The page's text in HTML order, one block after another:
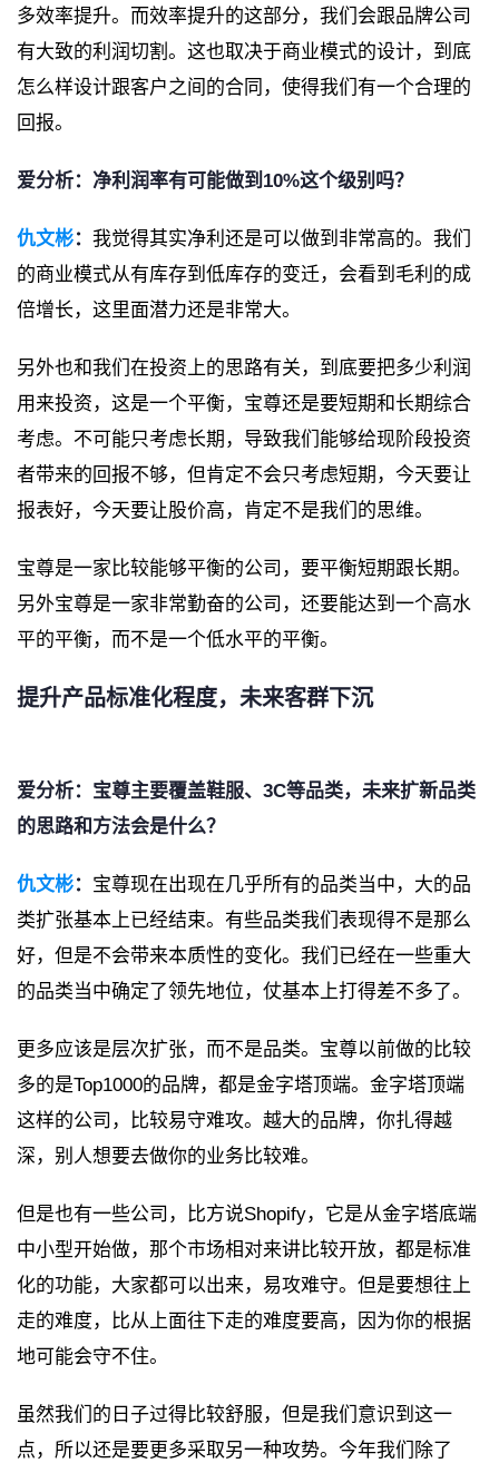
多效率提升。而效率提升的这部分，我们会跟品牌公司
有大致的利润切割。这也取决于商业模式的设计，到底
怎么样设计跟客户之间的合同，使得我们有一个合理的
回报。
爱分析：净利润率有可能做到10%这个级别吗？
仇文彬： 我觉得其实净利还是可以做到非常高的。我们
的商业模式从有库存到低库存的变迁，会看到毛利的成
倍增长，这里面潜力还是非常大。
另外也和我们在投资上的思路有关，到底要把多少利润
用来投资，这是一个平衡，宝尊还是要短期和长期综合
考虑。不可能只考虑长期，导致我们能够给现阶段投资
者带来的回报不够，但肯定不会只考虑短期，今天要让
报表好，今天要让股价高，肯定不是我们的思维。
宝尊是一家比较能够平衡的公司，要平衡短期跟长期。
另外宝尊是一家非常勤奋的公司，还要能达到一个高水
平的平衡，而不是一个低水平的平衡。
提升产品标准化程度，未来客群下沉
爱分析：宝尊主要覆盖鞋服、3C等品类，未来扩新品类
的思路和方法会是什么？
仇文彬： 宝尊现在出现在几乎所有的品类当中，大的品
类扩张基本上已经结束。有些品类我们表现得不是那么
好，但是不会带来本质性的变化。我们已经在一些重大
的品类当中确定了领先地位，仗基本上打得差不多了。
更多应该是层次扩张，而不是品类。宝尊以前做的比较
多的是Top1000的品牌，都是金字塔顶端。金字塔顶端
这样的公司，比较易守难攻。越大的品牌，你扎得越
深，别人想要去做你的业务比较难。
但是也有一些公司，比方说Shopify，它是从金字塔底端
中小型开始做，那个市场相对来讲比较开放，都是标准
化的功能，大家都可以出来，易攻难守。但是要想往上
走的难度，比从上面往下走的难度要高，因为你的根据
地可能会守不住。
虽然我们的日子过得比较舒服，但是我们意识到这一
点，所以还是要更多采取另一种攻势。今年我们除了